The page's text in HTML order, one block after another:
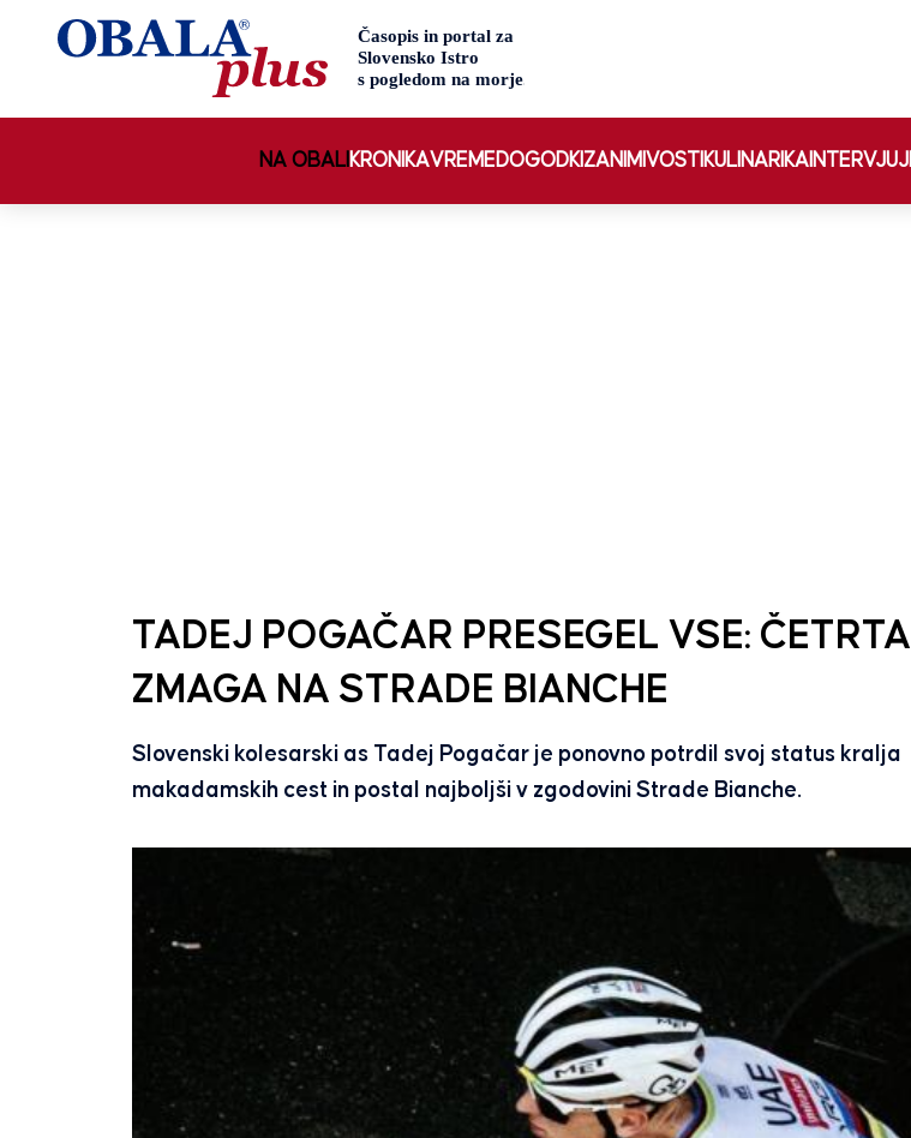
NA OBALI KRONIKAVREMEDOGODKIZANIMIVOSTI KULINARIKA INTERVJUJI
TADEJ POGAČAR PRESEGEL VSE: ČETRTA
ZMAGA NA STRADE BIANCHE
Slovenski kolesarski as Tadej Pogačar je ponovno potrdil svoj status kralja
makadamskih cest in postal najboljši v zgodovini Strade Bianche.